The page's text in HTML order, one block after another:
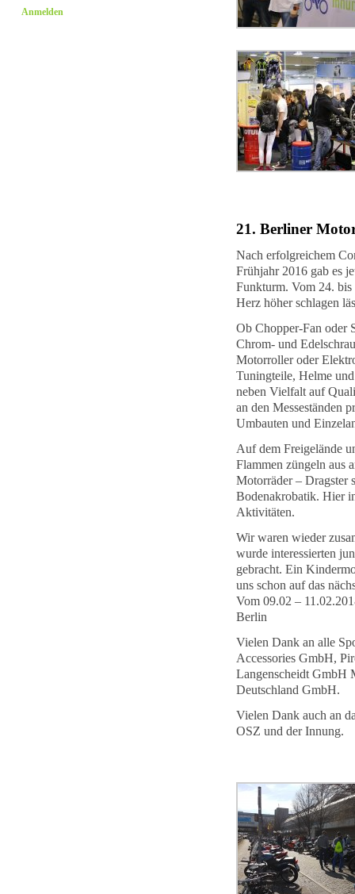
Anmelden
21. Berliner
Nach erfolgreichem
Frühjahr 2016 gab es
Funkturm. Vom 24.
Herz höher schlagen
Ob Chopper-Fan oder
Chrom- und
Motorroller oder
Tuningteile, Helme
neben Vielfalt auf
an den Messeständen
Umbauten und
Auf dem Freigelände
Flammen züngeln aus
Motorräder – Dragster
Bodenakrobatik. Hier
Aktivitäten.
Wir waren wieder
wurde interessierten
gebracht. Ein
uns schon auf das
Vom 09.02 –
Berlin
Vielen Dank an alle
Accessories GmbH,
Langenscheidt
Deutschland GmbH.
Vielen Dank auch an
OSZ und der Innung.